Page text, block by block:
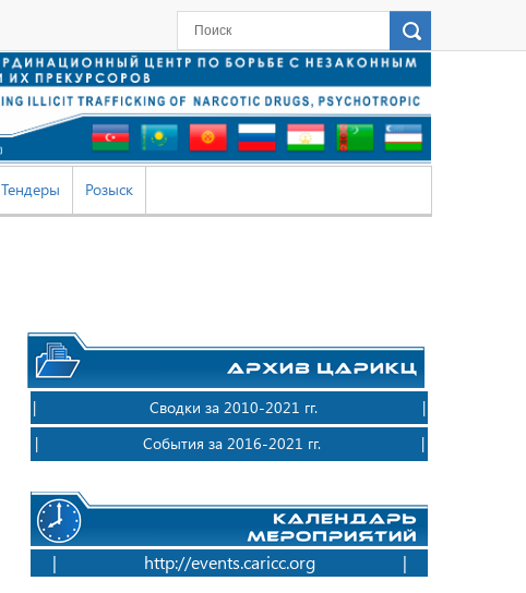
Тендеры Розыск
| Сводки за 2010-2021 гг. |
| События за 2016-2021 гг. |
| http://events.caricc.org|